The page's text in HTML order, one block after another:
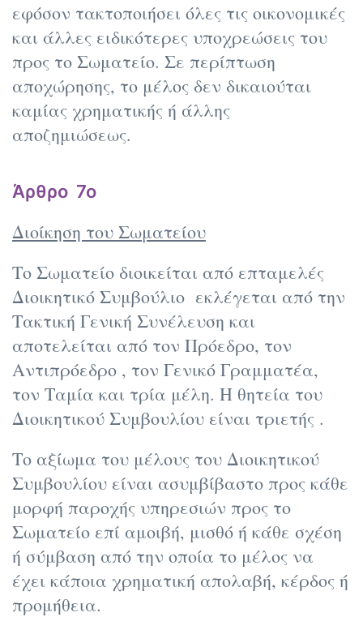
εφόσον τακτοποιήσει όλες τις οικονομικές
και άλλες ειδικότερες υποχρεώσεις του
προς το Σωματείο. Σε περίπτωση
αποχώρησης, το μέλος δεν δικαιούται
καμίας χρηματικής ή άλλης
αποζημιώσεως.
Άρθρο 7ο
Διοίκηση του Σωματείου
Το Σωματείο διοικείται από επταμελές
Διοικητικό Συμβούλιο εκλέγεται από την
Τακτική Γενική Συνέλευση και
αποτελείται από τον Πρόεδρο, τον
Αντιπρόεδρο , τον Γενικό Γραμματέα,
τον Ταμία και τρία μέλη. Η θητεία του
Διοικητικού Συμβουλίου είναι τριετής .
Το αξίωμα του μέλους του Διοικητικού
Συμβουλίου είναι ασυμβίβαστο προς κάθε
μορφή παροχής υπηρεσιών προς το
Σωματείο επί αμοιβή, μισθό ή κάθε σχέση
ή σύμβαση από την οποία το μέλος να
έχει κάποια χρηματική απολαβή, κέρδος ή
προμήθεια.